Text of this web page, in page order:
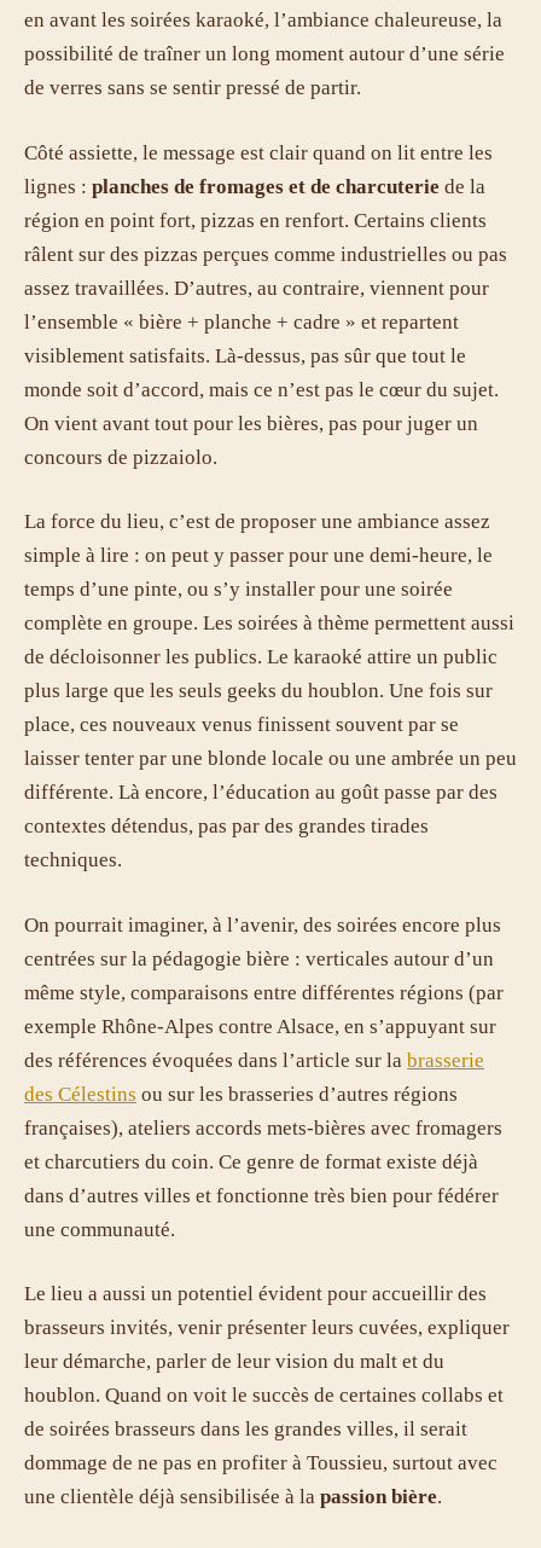
en avant les soirées karaoké, l’ambiance chaleureuse, la
possibilité de traîner un long moment autour d’une série
de verres sans se sentir pressé de partir.
Côté assiette, le message est clair quand on lit entre les
lignes : planches de fromages et de charcuterie de la
région en point fort, pizzas en renfort. Certains clients
râlent sur des pizzas perçues comme industrielles ou pas
assez travaillées. D’autres, au contraire, viennent pour
l’ensemble « bière + planche + cadre » et repartent
visiblement satisfaits. Là-dessus, pas sûr que tout le
monde soit d’accord, mais ce n’est pas le cœur du sujet.
On vient avant tout pour les bières, pas pour juger un
concours de pizzaiolo.
La force du lieu, c’est de proposer une ambiance assez
simple à lire : on peut y passer pour une demi-heure, le
temps d’une pinte, ou s’y installer pour une soirée
complète en groupe. Les soirées à thème permettent aussi
de décloisonner les publics. Le karaoké attire un public
plus large que les seuls geeks du houblon. Une fois sur
place, ces nouveaux venus finissent souvent par se
laisser tenter par une blonde locale ou une ambrée un peu
différente. Là encore, l’éducation au goût passe par des
contextes détendus, pas par des grandes tirades
techniques.
On pourrait imaginer, à l’avenir, des soirées encore plus
centrées sur la pédagogie bière : verticales autour d’un
même style, comparaisons entre différentes régions (par
exemple Rhône-Alpes contre Alsace, en s’appuyant sur
des références évoquées dans l’article sur la brasserie
des Célestins ou sur les brasseries d’autres régions
françaises), ateliers accords mets-bières avec fromagers
et charcutiers du coin. Ce genre de format existe déjà
dans d’autres villes et fonctionne très bien pour fédérer
une communauté.
Le lieu a aussi un potentiel évident pour accueillir des
brasseurs invités, venir présenter leurs cuvées, expliquer
leur démarche, parler de leur vision du malt et du
houblon. Quand on voit le succès de certaines collabs et
de soirées brasseurs dans les grandes villes, il serait
dommage de ne pas en profiter à Toussieu, surtout avec
une clientèle déjà sensibilisée à la passion bière.